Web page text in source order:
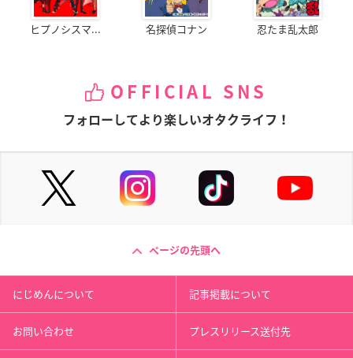
ヒプノシスマ... 名探偵コナン 忍たま乱太郎
OFFICIAL SNS
フォローしてより楽しいオタクライフ！
ページの先頭へ
にじめんについて 記事掲載について
お問い合わせ プレスリリース送付先